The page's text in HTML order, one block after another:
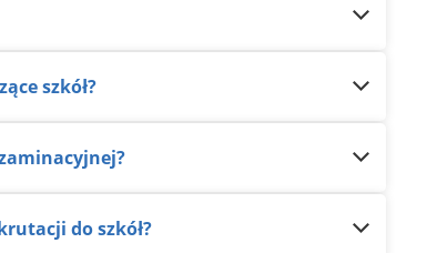
szkół?
do szkół?